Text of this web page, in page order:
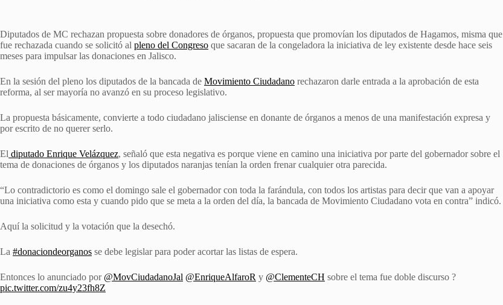
Diputados de MC rechazan propuesta sobre donadores de órganos, propuesta que promovían los diputados de Hagamos, misma que
fue rechazada cuando se solicitó al pleno del Congreso que sacaran de la congeladora la iniciativa de ley existente desde hace seis
meses para impulsar las donaciones en Jalisco.
En la sesión del pleno los diputados de la bancada de Movimiento Ciudadano rechazaron darle entrada a la aprobación de esta
reforma, al ser mayoría no avanzó en su proceso legislativo.
La propuesta básicamente, convierte a todo ciudadano jalisciense en donante de órganos a menos de una manifestación expresa y
por escrito de no querer serlo.
El diputado Enrique Velázquez, señaló que esta negativa es porque viene en camino una iniciativa por parte del gobernador sobre el
tema de donaciones de órganos y los diputados naranjas tenían la orden frenar cualquier otra parecida.
“Lo contradictorio es como el domingo sale el gobernador con toda la farándula, con todos los artistas para decir que van a apoyar
una iniciativa como esta y cuando pido que se meta a la orden del día, la bancada de Movimiento Ciudadano vota en contra” indicó.
Aquí la solicitud y la votación que la desechó.
La #donaciondeorganos se debe legislar para poder acortar las listas de espera.
Entonces lo anunciado por @MovCiudadanoJal @EnriqueAlfaroR y @ClementeCH sobre el tema fue doble discurso ?
pic.twitter.com/zu4y23fh8Z